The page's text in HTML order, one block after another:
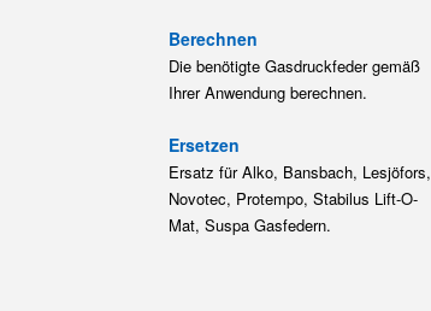
Berechnen
Die benötigte Gasdruckfeder gemäß
Ihrer Anwendung berechnen.
Ersetzen
Ersatz für Alko, Bansbach, Lesjöfors,
Novotec, Protempo, Stabilus Lift-O-
Mat, Suspa Gasfedern.